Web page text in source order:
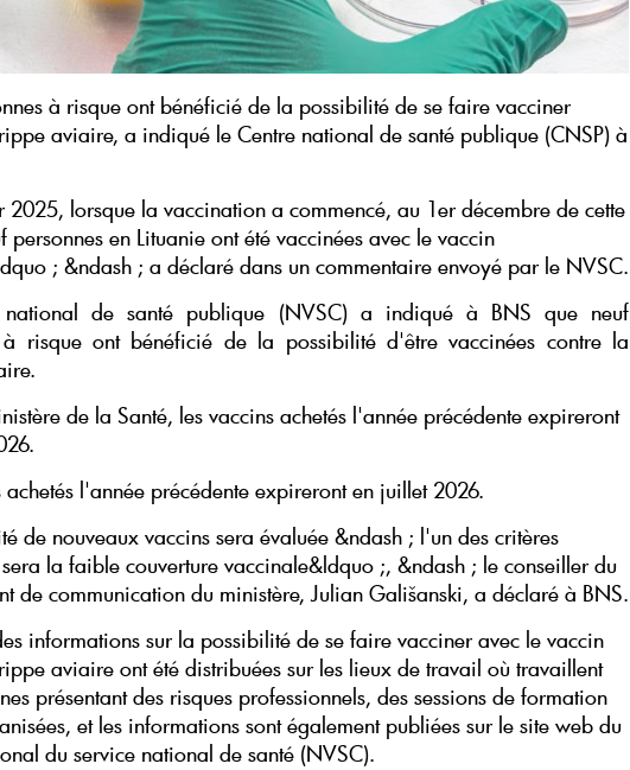
à risque ont bénéficié de la possibilité de se faire vacciner
aviaire, a indiqué le Centre national de santé publique (CNSP) à
2025, lorsque la vaccination a commencé, au 1er décembre de cette
personnes en Lituanie ont été vaccinées avec le vaccin
; &ndash ; a déclaré dans un commentaire envoyé par le NVSC.
national de santé publique (NVSC) a indiqué à BNS que neuf
à risque ont bénéficié de la possibilité d'être vaccinées contre la
de la Santé, les vaccins achetés l'année précédente expireront
achetés l'année précédente expireront en juillet 2026.
de nouveaux vaccins sera évaluée &ndash ; l'un des critères
la faible couverture vaccinale&ldquo ;, &ndash ; le conseiller du
de communication du ministère, Julian Gališanski, a déclaré à BNS.
informations sur la possibilité de se faire vacciner avec le vaccin
aviaire ont été distribuées sur les lieux de travail où travaillent
présentant des risques professionnels, des sessions de formation
et les informations sont également publiées sur le site web du
du service national de santé (NVSC).